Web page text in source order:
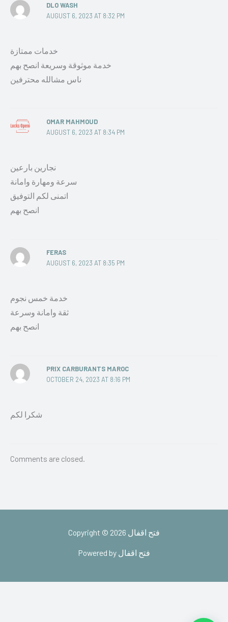
DLO WASH
AUGUST 6, 2023 AT 8:32 PM
خدمات ممتازة
خدمة موثوقة وسريعة انصح بهم
ناس مشالله محترفين
OMAR MAHMOUD
AUGUST 6, 2023 AT 8:34 PM
نجارين بارعين
سرعة ومهارة وامانة
اتمنى لكم التوفيق
انصح بهم
FERAS
AUGUST 6, 2023 AT 8:35 PM
خدمة خمس نجوم
ثقة وامانة وسرعة
انصح بهم
PRIX CARBURANTS MAROC
OCTOBER 24, 2023 AT 8:16 PM
شكرا لكم
Comments are closed.
Copyright © 2026 فتح اقفال
Powered by فتح اقفال